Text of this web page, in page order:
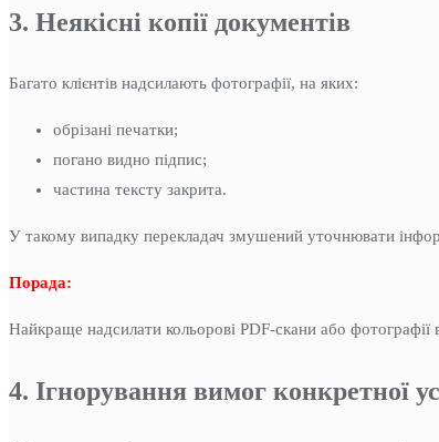
3. Неякісні копії документів
Багато клієнтів надсилають фотографії, на яких:
обрізані печатки;
погано видно підпис;
частина тексту закрита.
У такому випадку перекладач змушений уточнювати
Порада:
Найкраще надсилати кольорові PDF-скани або фотографії
4. Ігнорування вимог конкретної